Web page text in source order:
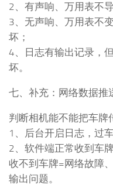
2、有声响、万用表不
3、无声响、万用表不
坏；
4、日志有输出记录，
坏。
七、补充：网络数据推
判断相机能不能把车牌
1、后台开启日志，过
2、软件端正常收到车
收不到车牌=网络故障
输出问题。